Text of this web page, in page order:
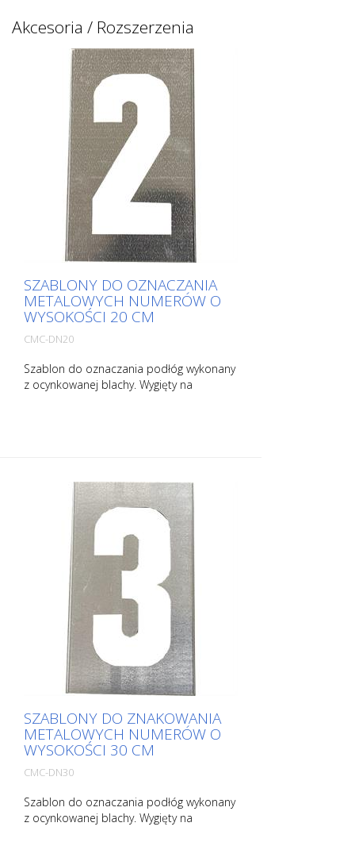
Akcesoria / Rozszerzenia
SZABLONY DO OZNACZANIA
METALOWYCH NUMERÓW O
WYSOKOŚCI 20 CM
CMC-DN20
Szablon do oznaczania podłóg wykonany
z ocynkowanej blachy. Wygięty na
SZABLONY DO ZNAKOWANIA
METALOWYCH NUMERÓW O
WYSOKOŚCI 30 CM
CMC-DN30
Szablon do oznaczania podłóg wykonany
z ocynkowanej blachy. Wygięty na